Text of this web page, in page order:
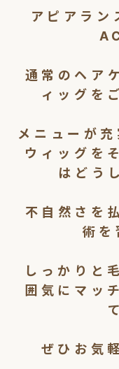
アピアラン
通常のヘア
ィッグを
メニューが
ウィッグを
はどう
不自然さを
術を
しっかりと
囲気にマッ
ぜひお気